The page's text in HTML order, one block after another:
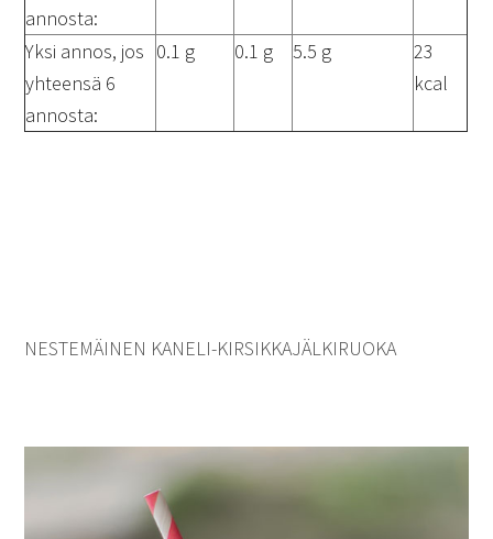
annosta:
Yksi annos, jos
yhteensä 6
annosta:
0.1 g 0.1 g 5.5 g
23
kcal
NESTEMÄINEN KANELI-KIRSIKKAJÄLKIRUOKA